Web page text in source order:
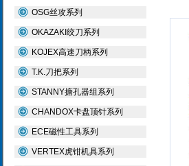
OSG丝攻系列
OKAZAKI绞刀系列
KOJEX高速刀柄系列
T.K.刀把系列
STANNY搪孔器组系列
CHANDOX卡盘顶针系列
ECE磁性工具系列
VERTEX虎钳机具系列